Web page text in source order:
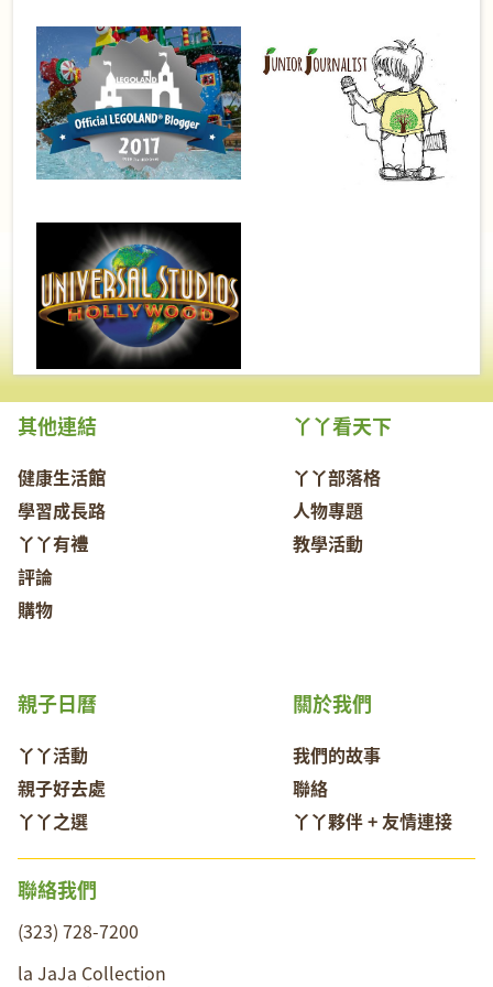
其他連結
健康生活館
學習成長路
丫丫有禮
評論
購物
丫丫看天下
丫丫部落格
人物專題
教學活動
關於我們
我們的故事
聯絡
丫丫夥伴 + 友情連接
親子日曆
丫丫活動
親子好去處
丫丫之選
聯絡我們
(323) 728-7200
la JaJa Collection